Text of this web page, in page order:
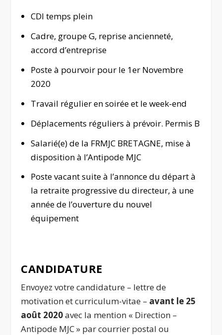
CDI temps plein
Cadre, groupe G, reprise ancienneté,
accord d’entreprise
Poste à pourvoir pour le 1er Novembre
2020
Travail régulier en soirée et le week-end
Déplacements réguliers à prévoir. Permis B
Salarié(e) de la FRMJC BRETAGNE, mise à
disposition à l’Antipode MJC
Poste vacant suite à l’annonce du départ à
la retraite progressive du directeur, à une
année de l’ouverture du nouvel
équipement
CANDIDATURE
Envoyez votre candidature – lettre de
motivation et curriculum-vitae – avant le 25
août 2020avec la mention « Direction –
Antipode MJC » par courrier postal ou